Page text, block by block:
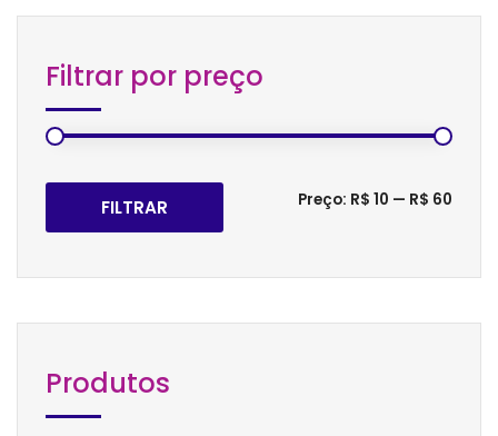
Filtrar por preço
FILTRAR Preço: R$ 10 — R$ 60
Produtos